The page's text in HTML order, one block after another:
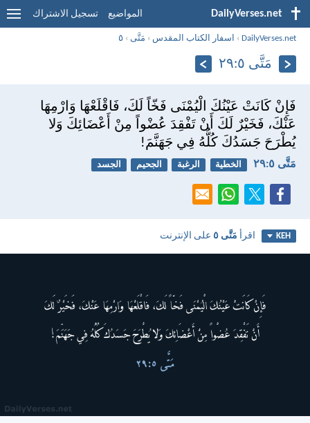
DailyVerses.net المواضيع تسجيل الاشتراك
DailyVerses.net
› اسفار الكتاب المقدس › مَتَّى › ٥
مَتَّى ٥:‏٢٩
فَإِنْ كَانَتْ عَيْنُكَ الْيُمْنَى فَخّاً لَكَ، فَاقْلَعْهَا وَارْمِهَا
عَنْكَ، فَخَيْرٌ لَكَ أَنْ تَفْقِدَ عُضْواً مِنْ أَعْضَائِكَ وَلا
يُطْرَحَ جَسَدُكَ كُلُّهُ فِي جَهَنَّمَ!
مَتَّى ٥:‏٢٩ الخطية الرغبة الجحيم الجسد
KEH اقرأ مَتَّى ٥ على الإنترنت